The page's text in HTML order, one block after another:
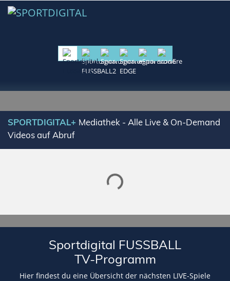
SPORTDIGITAL+ Mediathek - Alle Live & On-Demand
Videos auf Abruf
Lade SPORTDIGITAL+ Mediathek
Sportdigital FUSSBALL
TV-Programm
Hier findest du eine Übersicht der nächsten LIVE-Spiele